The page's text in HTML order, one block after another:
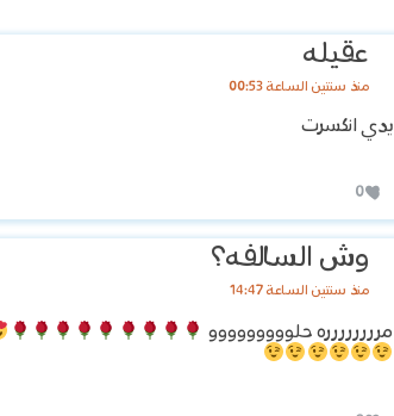
عقيله
منذ سنتين الساعة 00:53
يدي انكسرت
0
وش السالفه؟
منذ سنتين الساعة 14:47
مرررررررره حلووووووووو